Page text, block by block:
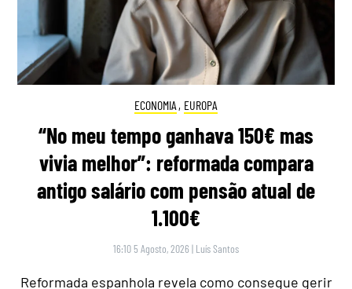
ECONOMIA , EUROPA
“No meu tempo ganhava 150€ mas
vivia melhor”: reformada compara
antigo salário com pensão atual de
1.100€
16:10 5 Agosto, 2026 | Luís Santos
Reformada espanhola revela como consegue gerir